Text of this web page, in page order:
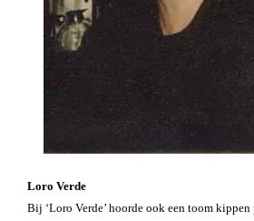
Loro Verde
Bij ‘Loro Verde’ hoorde ook een toom